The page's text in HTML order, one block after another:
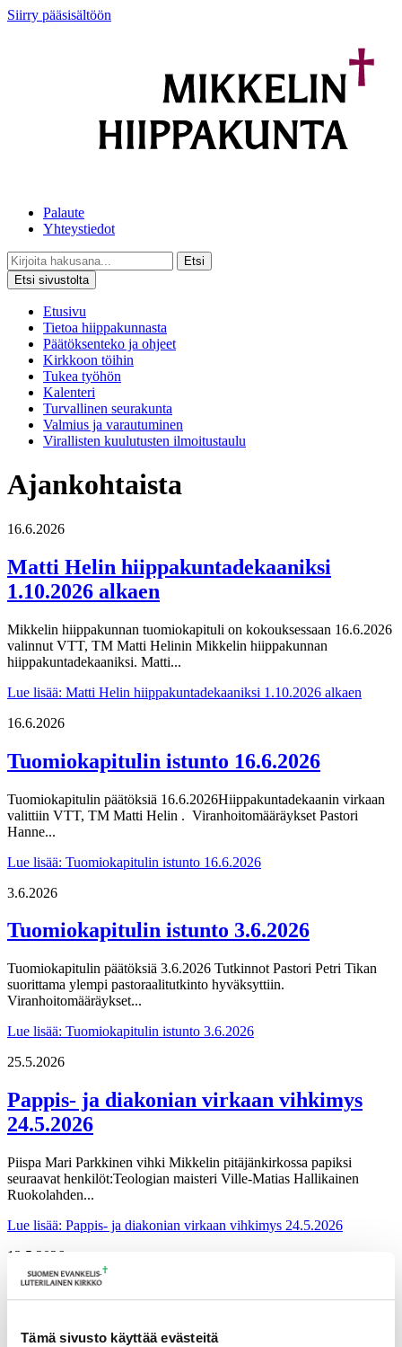
Tämä sivusto käyttää evästeitä
Siirry pääsisältöön
Palaute
Yhteystiedot
Etsi
Etsi sivustolta
Etusivu
Tietoa hiippakunnasta
Päätöksenteko ja ohjeet
Kirkkoon töihin
Tukea työhön
Kalenteri
Turvallinen seurakunta
Valmius ja varautuminen
Virallisten kuulutusten ilmoitustaulu
Ajankohtaista
16.6.2026
Matti Helin hiippakuntadekaaniksi
1.10.2026 alkaen
Mikkelin hiippakunnan tuomiokapituli on kokouksessaan 16.6.2026
valinnut VTT, TM Matti Helinin Mikkelin hiippakunnan
hiippakuntadekaaniksi. Matti...
Lue lisää: Matti Helin hiippakuntadekaaniksi 1.10.2026 alkaen
16.6.2026
Tuomiokapitulin istunto 16.6.2026
Tuomiokapitulin päätöksiä 16.6.2026Hiippakuntadekaanin virkaan
valittiin VTT, TM Matti Helin . Viranhoitomääräykset Pastori
Hanne...
Lue lisää: Tuomiokapitulin istunto 16.6.2026
3.6.2026
Tuomiokapitulin istunto 3.6.2026
Tuomiokapitulin päätöksiä 3.6.2026 Tutkinnot Pastori Petri Tikan
suorittama ylempi pastoraalitutkinto hyväksyttiin.
Viranhoitomääräykset...
Lue lisää: Tuomiokapitulin istunto 3.6.2026
25.5.2026
Pappis- ja diakonian virkaan vihkimys
24.5.2026
Piispa Mari Parkkinen vihki Mikkelin pitäjänkirkossa papiksi
seuraavat henkilöt:Teologian maisteri Ville-Matias Hallikainen
Ruokolahden...
Lue lisää: Pappis- ja diakonian virkaan vihkimys 24.5.2026
13.5.2026
Hiippakuntadekaanin virka haettavana